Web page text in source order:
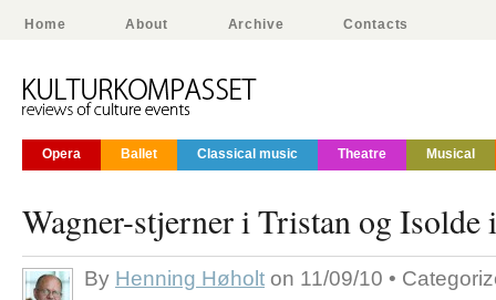
Home About Archive Contacts
Opera Ballet Classical music Theatre Musical
Wagner-stjerner i Tristan og Isolde
By Henning Høholt on 11/09/10 •